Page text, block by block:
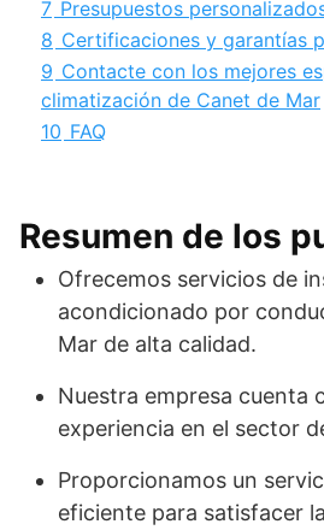
7 Presupuestos
8 Certificaciones y garantías
9 Contacte con los mejores
climatización de Canet de Mar
10 FAQ
Resumen de los
Ofrecemos servicios de
acondicionado por
Mar de alta calidad.
Nuestra empresa cuenta
experiencia en el sector
Proporcionamos un
eficiente para satisfacer